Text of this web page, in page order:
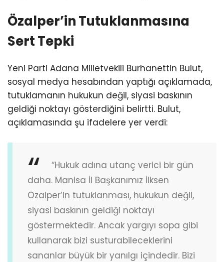
Özalper’in Tutuklanmasına
Sert Tepki
Yeni Parti Adana Milletvekili Burhanettin Bulut,
sosyal medya hesabından yaptığı açıklamada,
tutuklamanın hukukun değil, siyasi baskının
geldiği noktayı gösterdiğini belirtti. Bulut,
açıklamasında şu ifadelere yer verdi:
“Hukuk adına utanç verici bir gün
daha. Manisa İl Başkanımız İlksen
Özalper’in tutuklanması, hukukun değil,
siyasi baskının geldiği noktayı
göstermektedir. Ancak yargıyı sopa gibi
kullanarak bizi susturabileceklerini
sananlar büyük bir yanılgı içindedir. Bizi